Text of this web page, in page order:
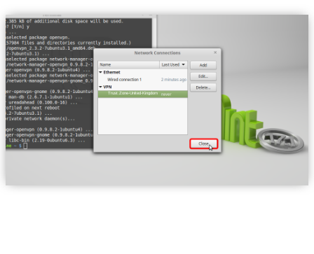
Trust.Zone-United-Kingdom